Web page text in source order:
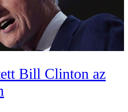
Bill Clinton az